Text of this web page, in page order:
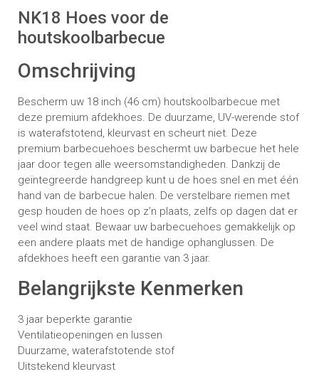
NK18 Hoes voor de
houtskoolbarbecue
Omschrijving
Bescherm uw 18 inch (46 cm) houtskoolbarbecue met
deze premium afdekhoes. De duurzame, UV-werende stof
is waterafstotend, kleurvast en scheurt niet. Deze
premium barbecuehoes beschermt uw barbecue het hele
jaar door tegen alle weersomstandigheden. Dankzij de
geïntegreerde handgreep kunt u de hoes snel en met één
hand van de barbecue halen. De verstelbare riemen met
gesp houden de hoes op z’n plaats, zelfs op dagen dat er
veel wind staat. Bewaar uw barbecuehoes gemakkelijk op
een andere plaats met de handige ophanglussen. De
afdekhoes heeft een garantie van 3 jaar.
Belangrijkste Kenmerken
3 jaar beperkte garantie
Ventilatieopeningen en lussen
Duurzame, waterafstotende stof
Uitstekend kleurvast